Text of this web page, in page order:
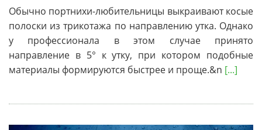
Обычно портнихи-любительницы выкраивают косые
полоски из трикотажа по направлению утка. Однако
у профессионала в этом случае принято
направление в 5° к утку, при котором подобные
материалы формируются быстрее и проще.&n [...]